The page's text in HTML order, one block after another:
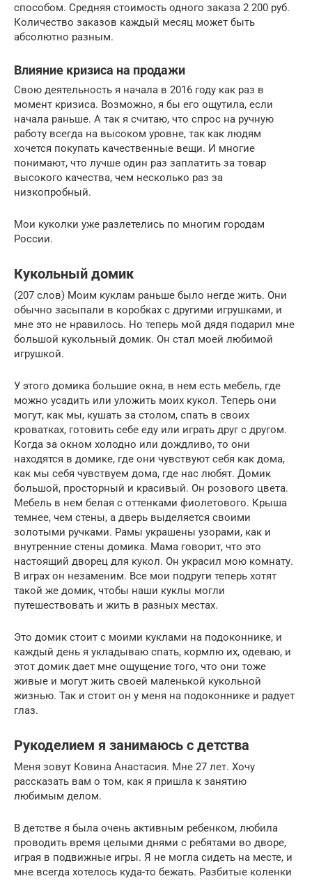
способом. Средняя стоимость одного заказа 2 200 руб.
Количество заказов каждый месяц может быть
абсолютно разным.
Влияние кризиса на продажи
Свою деятельность я начала в 2016 году как раз в
момент кризиса. Возможно, я бы его ощутила, если
начала раньше. А так я считаю, что спрос на ручную
работу всегда на высоком уровне, так как людям
хочется покупать качественные вещи. И многие
понимают, что лучше один раз заплатить за товар
высокого качества, чем несколько раз за
низкопробный.
Мои куколки уже разлетелись по многим городам
России.
Кукольный домик
(207 слов) Моим куклам раньше было негде жить. Они
обычно засыпали в коробках с другими игрушками, и
мне это не нравилось. Но теперь мой дядя подарил мне
большой кукольный домик. Он стал моей любимой
игрушкой.
У этого домика большие окна, в нем есть мебель, где
можно усадить или уложить моих кукол. Теперь они
могут, как мы, кушать за столом, спать в своих
кроватках, готовить себе еду или играть друг с другом.
Когда за окном холодно или дождливо, то они
находятся в домике, где они чувствуют себя как дома,
как мы себя чувствуем дома, где нас любят. Домик
большой, просторный и красивый. Он розового цвета.
Мебель в нем белая с оттенками фиолетового. Крыша
темнее, чем стены, а дверь выделяется своими
золотыми ручками. Рамы украшены узорами, как и
внутренние стены домика. Мама говорит, что это
настоящий дворец для кукол. Он украсил мою комнату.
В играх он незаменим. Все мои подруги теперь хотят
такой же домик, чтобы наши куклы могли
путешествовать и жить в разных местах.
Это домик стоит с моими куклами на подоконнике, и
каждый день я укладываю спать, кормлю их, одеваю, и
этот домик дает мне ощущение того, что они тоже
живые и могут жить своей маленькой кукольной
жизнью. Так и стоит он у меня на подоконнике и радует
глаз.
Рукоделием я занимаюсь с детства
Меня зовут Ковина Анастасия. Мне 27 лет. Хочу
рассказать вам о том, как я пришла к занятию
любимым делом.
В детстве я была очень активным ребенком, любила
проводить время целыми днями с ребятами во дворе,
играя в подвижные игры. Я не могла сидеть на месте, и
мне всегда хотелось куда-то бежать. Разбитые коленки